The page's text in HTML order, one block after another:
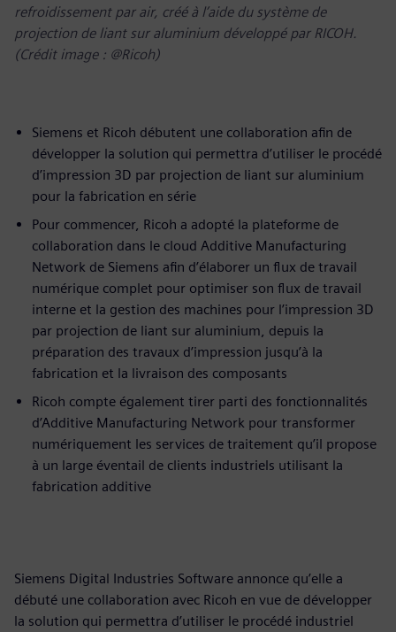
refroidissement par air, créé à l’aide du système de
projection de liant sur aluminium développé par RICOH.
(Crédit image : @Ricoh)
Siemens et Ricoh débutent une collaboration afin de
développer la solution qui permettra d’utiliser le procédé
d’impression 3D par projection de liant sur aluminium
pour la fabrication en série
Pour commencer, Ricoh a adopté la plateforme de
collaboration dans le cloud Additive Manufacturing
Network de Siemens afin d’élaborer un flux de travail
numérique complet pour optimiser son flux de travail
interne et la gestion des machines pour l’impression 3D
par projection de liant sur aluminium, depuis la
préparation des travaux d’impression jusqu’à la
fabrication et la livraison des composants
Ricoh compte également tirer parti des fonctionnalités
d’Additive Manufacturing Network pour transformer
numériquement les services de traitement qu’il propose
à un large éventail de clients industriels utilisant la
fabrication additive
Siemens Digital Industries Software annonce qu’elle a
débuté une collaboration avec Ricoh en vue de développer
la solution qui permettra d’utiliser le procédé industriel